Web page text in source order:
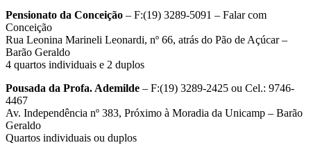
Pensionato da Conceição – F:(19) 3289-5091 – Falar com
Conceição
Rua Leonina Marineli Leonardi, nº 66, atrás do Pão de Açúcar –
Barão Geraldo
4 quartos individuais e 2 duplos
Pousada da Profa. Ademilde – F:(19) 3289-2425 ou Cel.: 9746-
4467
Av. Independência nº 383, Próximo à Moradia da Unicamp – Barão
Geraldo
Quartos individuais ou duplos